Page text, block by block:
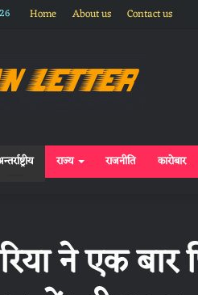
Home About us Contact us
राज्य राजनीति कारोबार
ने एक